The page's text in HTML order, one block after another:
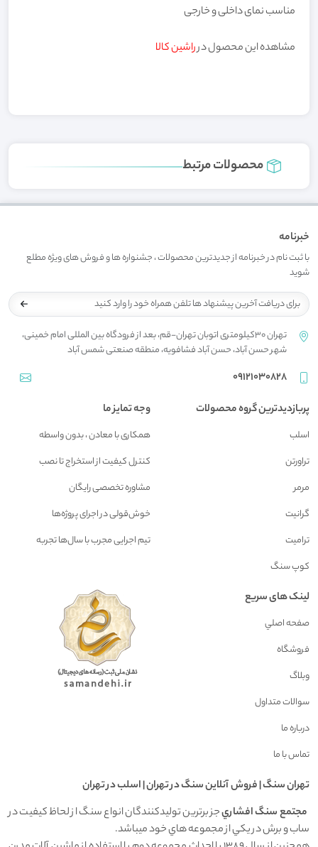
مناسب نمای داخلی و خارجی
مشاهده این محصول درراشین کالا
محصولات مرتبط
خبرنامه
با ثبت نام در خبرنامه از جدیدترین محصولات ، جشنواره ها و فروش های ویژه مطلع
شوید
تهران 30کیلومتری اتوبان تهران-قم، بعد از فرودگاه بین المللی امام خمینی،
شهر حسن آباد، حسن آباد فشافویه، منطقه صنعتی شمس آباد
09121030828
پربازدیدترین گروه محصولات
اسلب
تراورتن
مرمر
گرانیت
ترامیت
کوپ سنگ
وجه تمایز ما
همکاری با معادن ، بدون واسطه
کنترل کیفیت از استخراج تا نصب
مشاوره تخصصی رایگان
خوش‌قولی در اجرای پروژه‌ها
تیم اجرایی مجرب با سال‌ها تجربه
لینک های سریع
صفحه اصلي
فروشگاه
وبلاگ
سوالات متداول
درباره ما
تماس با ما
تهران سنگ | فروش آنلاين سنگ در تهران | اسلب در تهران
مجتمع سنگ افشاريجز برترين توليدکنندگان انواع سنگ از لحاظ کيفيت در
ساب و برش در يکي از مجموعه هاي خود ميباشد.